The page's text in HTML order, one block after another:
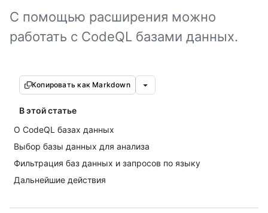
С помощью расширения можно
работать с CodeQL базами данных.
Копировать как Markdown
В этой статье
О CodeQL базах данных
Выбор базы данных для анализа
Фильтрация баз данных и запросов по языку
Дальнейшие действия